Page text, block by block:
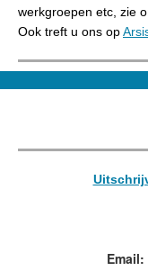
werkgroepen etc, zie
Ook treft u ons op
Email: